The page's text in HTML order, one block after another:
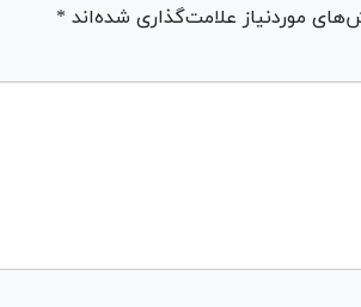
موردنیاز علامت‌گذاری شده‌اند *